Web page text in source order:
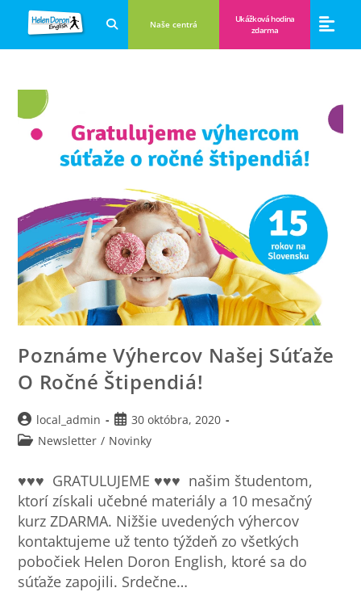
Naše centrá
Ukážková hodina
zdarma
Poznáme Výhercov Našej Súťaže
O Ročné Štipendiá!
local_admin
30 októbra, 2020
Newsletter / Novinky
♥♥♥ GRATULUJEME ♥♥♥ našim študentom,
ktorí získali učebné materiály a 10 mesačný
kurz ZDARMA. Nižšie uvedených výhercov
kontaktujeme už tento týždeň zo všetkých
pobočiek Helen Doron English, ktoré sa do
súťaže zapojili. Srdečne…